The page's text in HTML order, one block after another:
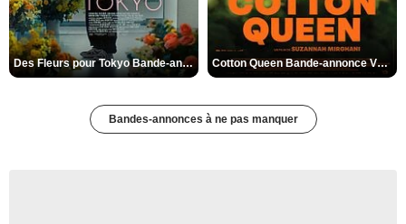
Des Fleurs pour Tokyo Bande-annonce VO STFR Cotton Queen Bande-annonce VO STFR
Bandes-annonces à ne pas manquer